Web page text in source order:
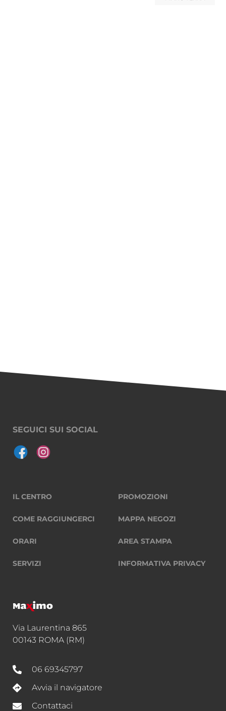
SEGUICI SUI SOCIAL
IL CENTRO
COME RAGGIUNGERCI
ORARI
SERVIZI
PROMOZIONI
MAPPA NEGOZI
AREA STAMPA
INFORMATIVA PRIVACY
Via Laurentina 865
00143 ROMA (RM)
06 69345797
Avvia il navigatore
Contattaci